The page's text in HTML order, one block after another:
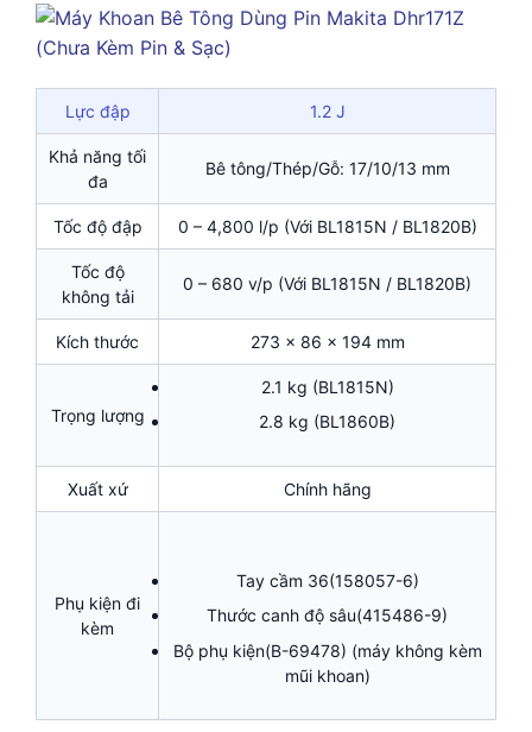
Lực đập 1.2 J
Khả năng tối
đa
Bê tông/Thép/Gỗ: 17/10/13 mm
Tốc độ đập 0 – 4,800 l/p (Với BL1815N / BL1820B)
Tốc độ
không tải
0 – 680 v/p (Với BL1815N / BL1820B)
Kích thước 273 x 86 x 194 mm
Trọng lượng
2.1 kg (BL1815N)
2.8 kg (BL1860B)
Xuất xứ Chính hãng
Phụ kiện đi
kèm
Tay cầm 36(158057-6)
Thước canh độ sâu(415486-9)
Bộ phụ kiện(B-69478) (máy không kèm
mũi khoan)